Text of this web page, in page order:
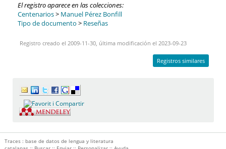
El registro aparece en las colecciones:
Centenarios> Manuel Pérez Bonfill
Tipo de documento > Reseñas
Registro creado el 2009-11-30, última modificación el 2023-09-23
Registros similares
Traces : base de datos de lengua y literatura